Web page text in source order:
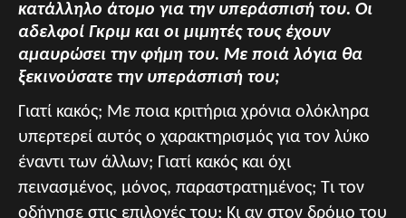
κατάλληλο άτομο για την υπεράσπισή του. Οι
αδελφοί Γκριμ και οι μιμητές τους έχουν
αμαυρώσει την φήμη του. Με ποιά λόγια θα
ξεκινούσατε την υπεράσπισή του;
Γιατί κακός; Με ποια κριτήρια χρόνια ολόκληρα
υπερτερεί αυτός ο χαρακτηρισμός για τον λύκο
έναντι των άλλων; Γιατί κακός και όχι
πεινασμένος, μόνος, παραστρατημένος; Τι τον
οδήγησε στις επιλογές του; Κι αν στον δρόμο του